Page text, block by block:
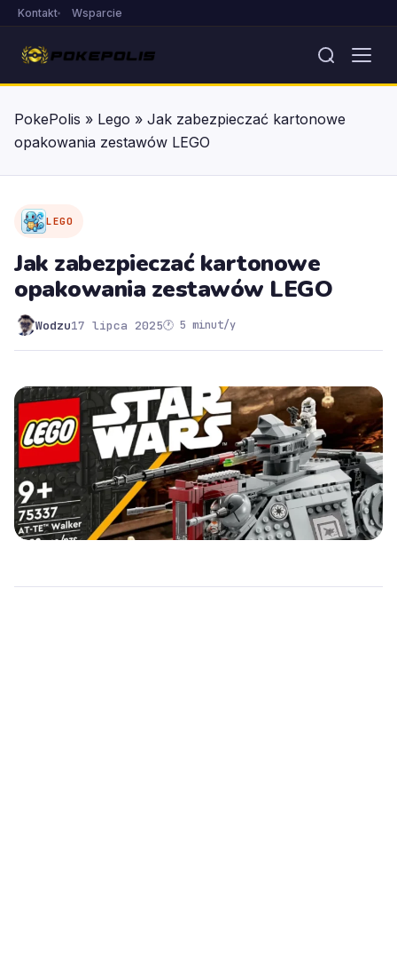
Kontakt Wsparcie
PokePolis » Lego » Jak zabezpieczać kartonowe
opakowania zestawów LEGO
LEGO
Jak zabezpieczać kartonowe
opakowania zestawów LEGO
Wodzu17 lipca 2025🕐 5 minut/y